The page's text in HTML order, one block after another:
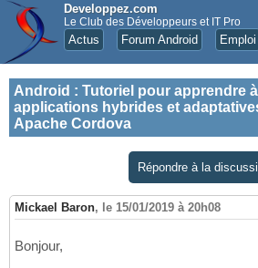
Developpez.com
Le Club des Développeurs et IT Pro
Actus Forum Android Emploi
Android : Tutoriel pour apprendre
applications hybrides et
Apache Cordova
Répondre à la
Mickael Baron, le 15/01/2019 à 20h08
Bonjour,